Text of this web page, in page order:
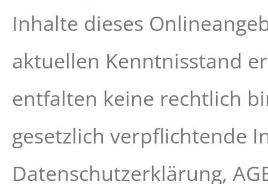
Inhalte dieses
aktuellen Kenntnisstand
entfalten keine rechtlich
gesetzlich verpflichtende
Datenschutzerklärung,